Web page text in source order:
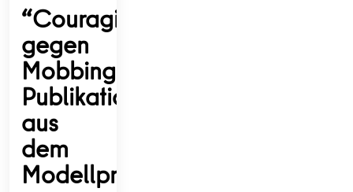
“Couragiert
gegen
Mobbing”:
Publikationen
aus
dem
Modellprojekt